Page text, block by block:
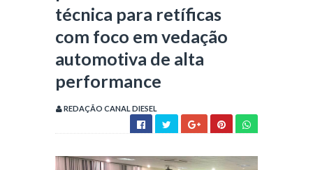
técnica para retíficas
com foco em vedação
automotiva de alta
performance
REDAÇÃO CANAL DIESEL